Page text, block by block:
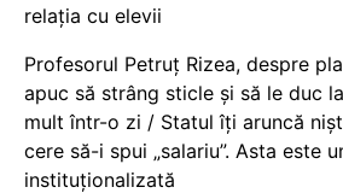
relația cu elevii
Profesorul Petruț Rizea, despre
apuc să strâng sticle și să le duc
mult într-o zi / Statul îți aruncă
cere să-i spui „salariu”. Asta este
instituționalizată